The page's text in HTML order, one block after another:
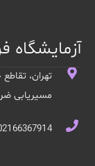
آزمایشگاه
مسیریابی